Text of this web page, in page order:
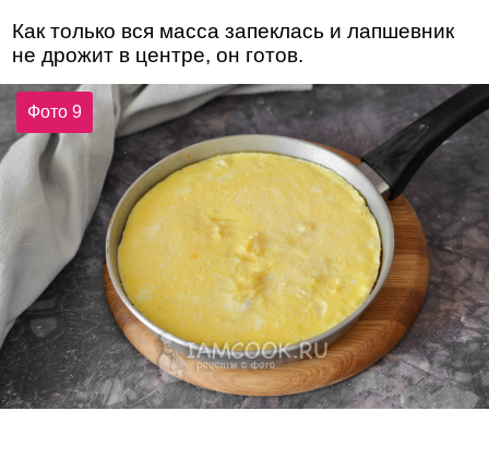
Как только вся масса запеклась и лапшевник
не дрожит в центре, он готов.
Фото 9